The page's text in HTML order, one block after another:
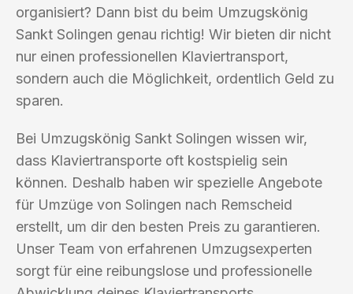
organisiert? Dann bist du beim Umzugskönig
Sankt Solingen genau richtig! Wir bieten dir nicht
nur einen professionellen Klaviertransport,
sondern auch die Möglichkeit, ordentlich Geld zu
sparen.
Bei Umzugskönig Sankt Solingen wissen wir,
dass Klaviertransporte oft kostspielig sein
können. Deshalb haben wir spezielle Angebote
für Umzüge von Solingen nach Remscheid
erstellt, um dir den besten Preis zu garantieren.
Unser Team von erfahrenen Umzugsexperten
sorgt für eine reibungslose und professionelle